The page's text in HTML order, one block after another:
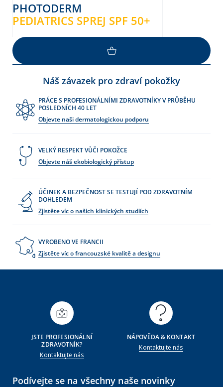
PHOTODERM
PEDIATRICS SPREJ SPF 50+
Náš závazek pro zdraví pokožky
PRÁCE S PROFESIONÁLNÍMI ZDRAVOTNÍKY V PRŮBĚHU
POSLEDNÍCH 40 LET
Objevte naši dermatologickou podporu
VELKÝ RESPEKT VŮČI POKOŽCE
Objevte náš ekobiologický přístup
ÚČINEK A BEZPEČNOST SE TESTUJÍ POD ZDRAVOTNÍM
DOHLEDEM
Zjistěte víc o našich klinických studiích
VYROBENO VE FRANCII
Zjistěte víc o francouzské kvalitě a designu
JSTE PROFESIONÁLNÍ
ZDRAVOTNÍK?
Kontaktujte nás
NÁPOVĚDA & KONTAKT
Kontaktujte nás
Podívejte se na všechny naše novinky